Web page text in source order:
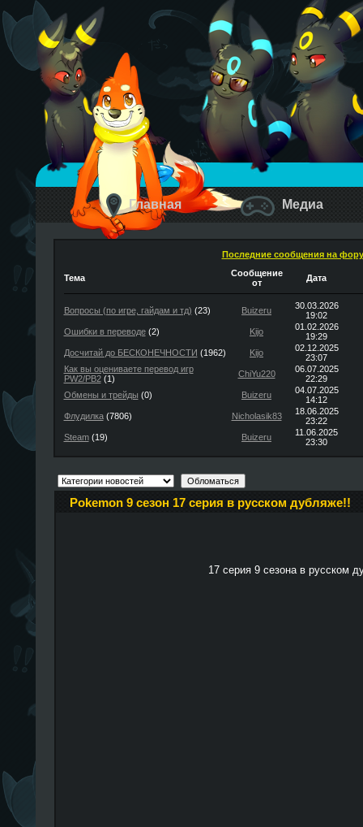
Главная Медиа
Последние сообщения на
Тема
Сообщение
от
Дата
Вопросы (по игре, гайдам и тд) (23) Buizeru
30.03.2026
19:02
Ошибки в переводе(2) Kijo
01.02.2026
19:29
Досчитай до БЕСКОНЕЧНОСТИ (1962) Kijo
02.12.2025
23:07
Как вы оцениваете перевод игр
PW2/PB2(1) ChiYu220
06.07.2025
22:29
Обмены и трейды (0) Buizeru
04.07.2025
14:12
Флудилка(7806) Nicholasik83
18.06.2025
23:22
Steam(19) Buizeru
11.06.2025
23:30
Pokemon 9 сезон 17 серия в русском дубляже!!
17 серия 9 сезона в русском